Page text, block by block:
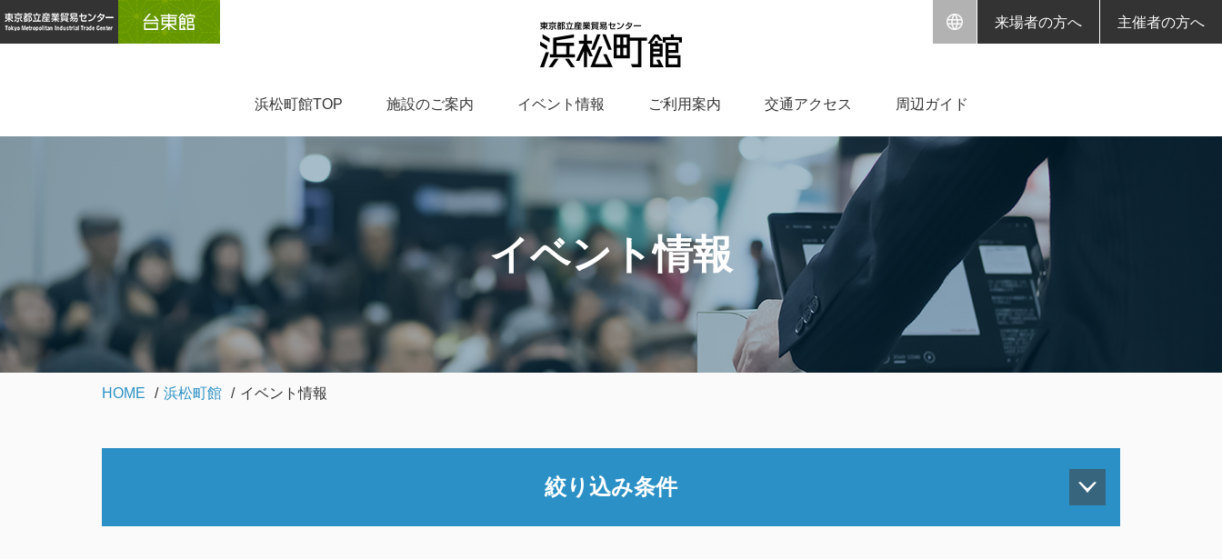
来場者の方へ 主催者の方へ
浜松町館TOP 施設のご案内 イベント情報 ご利用案内 交通アクセス 周辺ガイド
イベント情報
HOME 浜松町館 イベント情報
絞り込み条件